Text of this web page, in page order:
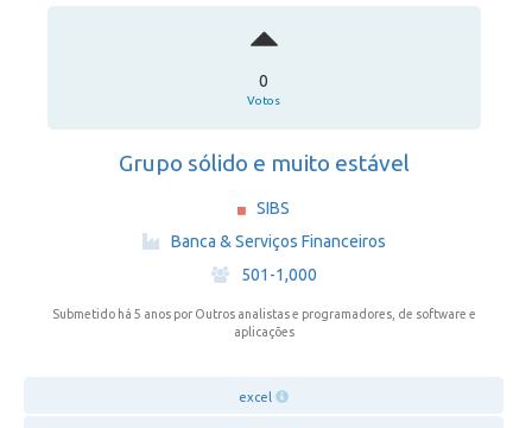
0
Votos
Grupo sólido e muito estável
SIBS
Banca & Serviços Financeiros
·
501-1,000
Submetido há 5 anos por Outros analistas e programadores, de software e
aplicações
excel